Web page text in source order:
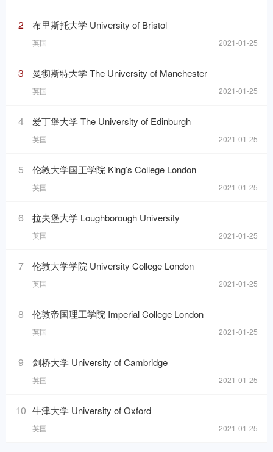
2 布里斯托大学 University of Bristol
英国 2021-01-25
3 曼彻斯特大学 The University of Manchester
英国 2021-01-25
4 爱丁堡大学 The University of Edinburgh
英国 2021-01-25
5 伦敦大学国王学院 King’s College London
英国 2021-01-25
6 拉夫堡大学 Loughborough University
英国 2021-01-25
7 伦敦大学学院 University College London
英国 2021-01-25
8 伦敦帝国理工学院 Imperial College London
英国 2021-01-25
9 剑桥大学 University of Cambridge
英国 2021-01-25
10 牛津大学 University of Oxford
英国 2021-01-25